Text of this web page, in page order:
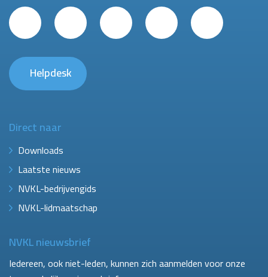
Helpdesk
Direct naar
Downloads
Laatste nieuws
NVKL-bedrijvengids
NVKL-lidmaatschap
NVKL nieuwsbrief
Iedereen, ook niet-leden, kunnen zich aanmelden voor onze